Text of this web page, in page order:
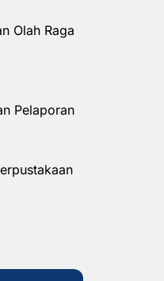
Olah Raga
Pelaporan